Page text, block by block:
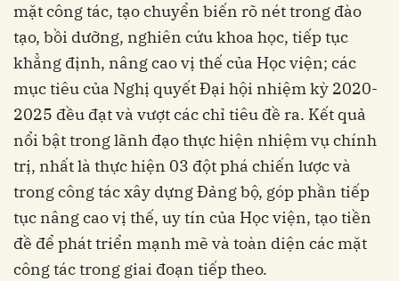
mặt công tác, tạo chuyển biến rõ nét trong đào
tạo, bồi dưỡng, nghiên cứu khoa học, tiếp tục
khẳng định, nâng cao vị thế của Học viện; các
mục tiêu của Nghị quyết Đại hội nhiệm kỳ 2020-
2025 đều đạt và vượt các chỉ tiêu đề ra. Kết quả
nổi bật trong lãnh đạo thực hiện nhiệm vụ chính
trị, nhất là thực hiện 03 đột phá chiến lược và
trong công tác xây dựng Đảng bộ, góp phần tiếp
tục nâng cao vị thế, uy tín của Học viện, tạo tiền
đề để phát triển mạnh mẽ và toàn diện các mặt
công tác trong giai đoạn tiếp theo.